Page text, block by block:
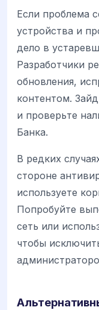
Если проблема
устройства и
дело в
Разработчики
обновления,
контентом.
и проверьте
Банка.
В редких
стороне
используете
Попробуйте
сеть или
чтобы